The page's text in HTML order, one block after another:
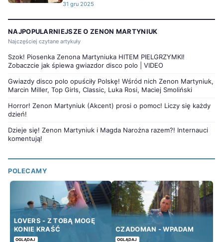
31 gru 2025
NAJPOPULARNIEJSZE O ZENON MARTYNIUK
Najczęściej czytane artykuły
Szok! Piosenka Zenona Martyniuka HITEM PIELGRZYMKI!
Zobaczcie jak śpiewa gwiazdor disco polo | VIDEO
Gwiazdy disco polo opuściły Polskę! Wśród nich Zenon Martyniuk,
Marcin Miller, Top Girls, Classic, Luka Rosi, Maciej Smoliński
Horror! Zenon Martyniuk (Akcent) prosi o pomoc! Liczy się każdy
dzień!
Dzieje się! Zenon Martyniuk i Magda Narożna razem?! Internauci
komentują!
POLECAMY
LOVERS - Z TOBĄ MOGĘ
KONIE KRAŚĆ
OGLĄDAJ
CZADOMAN - WPADAM
OGLĄDAJ